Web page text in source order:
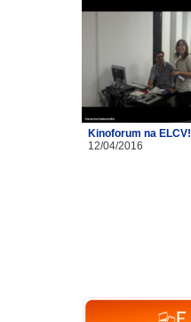
Kinoforum na ELCV!
12/04/2016